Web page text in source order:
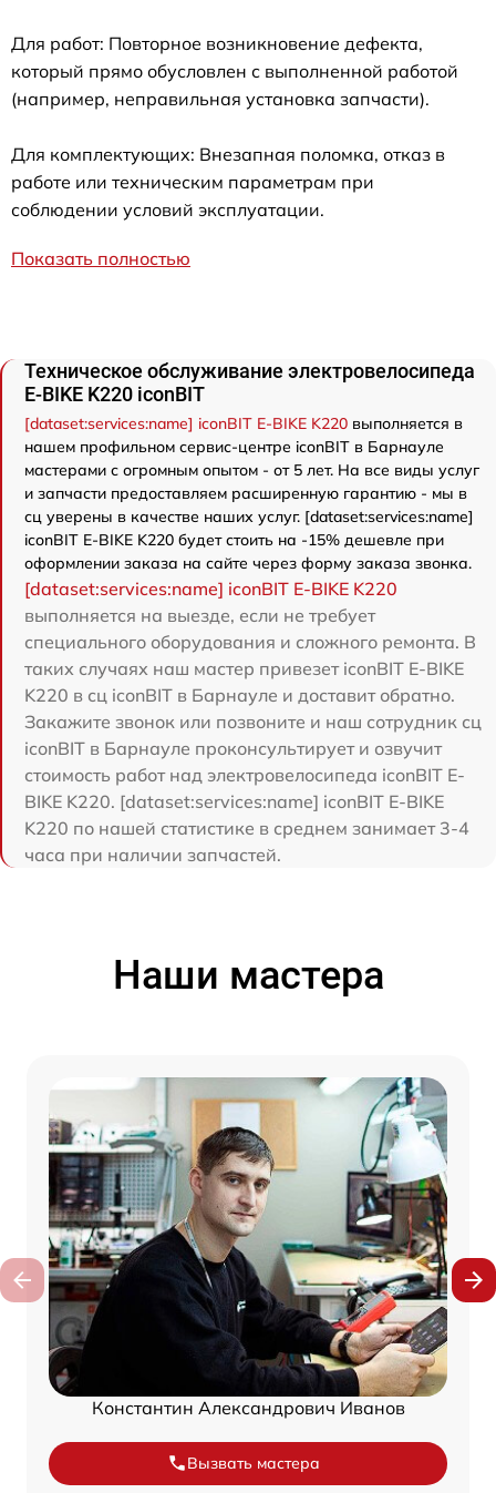
Для работ: Повторное возникновение дефекта,
который прямо обусловлен с выполненной работой
(например, неправильная установка запчасти).
Для комплектующих: Внезапная поломка, отказ в
работе или техническим параметрам при
соблюдении условий эксплуатации.
Показать полностью
Техническое обслуживание электровелосипеда
E-BIKE K220 iconBIT
[dataset:services:name] iconBIT E-BIKE K220 выполняется в
нашем профильном сервис-центре iconBIT в Барнауле
мастерами с огромным опытом - от 5 лет. На все виды услуг
и запчасти предоставляем расширенную гарантию - мы в
сц уверены в качестве наших услуг. [dataset:services:name]
iconBIT E-BIKE K220 будет стоить на -15% дешевле при
оформлении заказа на сайте через форму заказа звонка.
[dataset:services:name] iconBIT E-BIKE K220
выполняется на выезде, если не требует
специального оборудования и сложного ремонта. В
таких случаях наш мастер привезет iconBIT E-BIKE
K220 в сц iconBIT в Барнауле и доставит обратно.
Закажите звонок или позвоните и наш сотрудник сц
iconBIT в Барнауле проконсультирует и озвучит
стоимость работ над электровелосипеда iconBIT E-
BIKE K220. [dataset:services:name] iconBIT E-BIKE
K220 по нашей статистике в среднем занимает 3-4
часа при наличии запчастей.
Наши мастера
Константин Александрович Иванов
Вызвать мастера